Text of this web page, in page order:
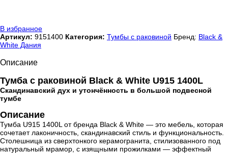
В избранное
Артикул: 9151400 Категория: Тумбы с раковиной Бренд: Black &
White Дания
Описание
Тумба с раковиной Black & White U915 1400L
Скандинавский дух и утончённость в большой подвесной
тумбе
Описание
Тумба U915 1400L от бренда Black & White — это мебель, которая
сочетает лаконичность, скандинавский стиль и функциональность.
Столешница из сверхтонкого керамогранита, стилизованного под
натуральный мрамор, с изящными прожилками — эффектный